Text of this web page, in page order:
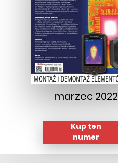
marzec 2022
Kup ten
numer